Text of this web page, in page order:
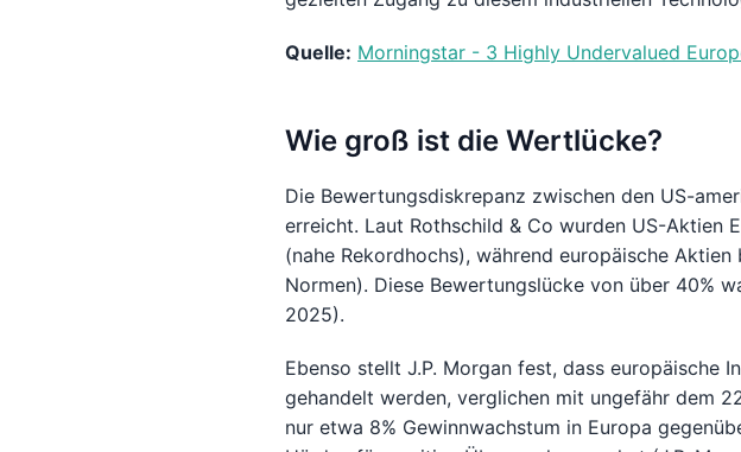
Quelle: Morningstar - 3 Highly Undervalued
Wie groß ist die Wertlücke?
Die Bewertungsdiskrepanz zwischen den US-
erreicht. Laut Rothschild & Co wurden US-Aktien
(nahe Rekordhochs), während europäische
Normen). Diese Bewertungslücke von über 40%
2025).
Ebenso stellt J.P. Morgan fest, dass europäische
gehandelt werden, verglichen mit ungefähr dem
nur etwa 8% Gewinnwachstum in Europa